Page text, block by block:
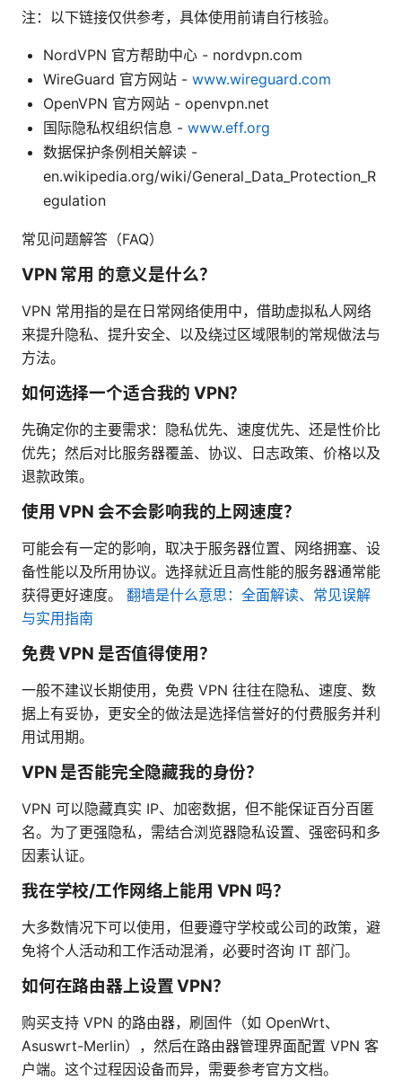
注：以下链接仅供参考，具体使用前请自行核验。
NordVPN 官方帮助中心 - nordvpn.com
WireGuard 官方网站 - www.wireguard.com
OpenVPN 官方网站 - openvpn.net
国际隐私权组织信息 - www.eff.org
数据保护条例相关解读 -
en.wikipedia.org/wiki/General_Data_Protection_R
egulation
常见问题解答（FAQ）
VPN 常用 的意义是什么？
VPN 常用指的是在日常网络使用中，借助虚拟私人网络
来提升隐私、提升安全、以及绕过区域限制的常规做法与
方法。
如何选择一个适合我的 VPN？
先确定你的主要需求：隐私优先、速度优先、还是性价比
优先；然后对比服务器覆盖、协议、日志政策、价格以及
退款政策。
使用 VPN 会不会影响我的上网速度？
可能会有一定的影响，取决于服务器位置、网络拥塞、设
备性能以及所用协议。选择就近且高性能的服务器通常能
获得更好速度。 翻墙是什么意思：全面解读、常见误解
与实用指南
免费 VPN 是否值得使用？
一般不建议长期使用，免费 VPN 往往在隐私、速度、数
据上有妥协，更安全的做法是选择信誉好的付费服务并利
用试用期。
VPN 是否能完全隐藏我的身份？
VPN 可以隐藏真实 IP、加密数据，但不能保证百分百匿
名。为了更强隐私，需结合浏览器隐私设置、强密码和多
因素认证。
我在学校/工作网络上能用 VPN 吗？
大多数情况下可以使用，但要遵守学校或公司的政策，避
免将个人活动和工作活动混淆，必要时咨询 IT 部门。
如何在路由器上设置 VPN？
购买支持 VPN 的路由器，刷固件（如 OpenWrt、
Asuswrt-Merlin），然后在路由器管理界面配置 VPN 客
户端。这个过程因设备而异，需要参考官方文档。